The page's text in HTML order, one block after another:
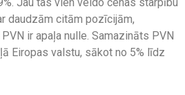
daudzām citām pozīcijām,
ir apaļa nulle. Samazināts PVN
Eiropas valstu, sākot no 5% līdz